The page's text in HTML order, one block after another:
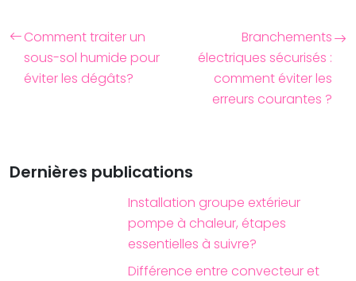
Comment traiter un
sous-sol humide pour
éviter les dégâts?
Branchements
électriques sécurisés :
comment éviter les
erreurs courantes ?
Dernières publications
Installation groupe extérieur
pompe à chaleur, étapes
essentielles à suivre?
Différence entre convecteur et